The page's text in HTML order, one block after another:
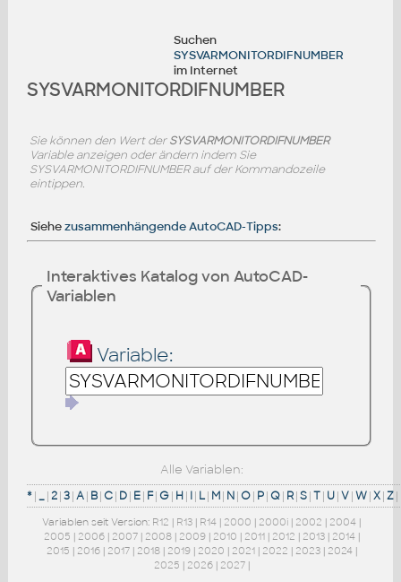
Suchen
SYSVARMONITORDIFNUMBER
im Internet
SYSVARMONITORDIFNUMBER
Sie können den Wert derSYSVARMONITORDIFNUMBER
Variable anzeigen oder ändern indem Sie
SYSVARMONITORDIFNUMBER auf der Kommandozeile
eintippen.
Siehezusammenhängende AutoCAD-Tipps:
Interaktives Katalog von AutoCAD-
Variablen
Variable:
Alle Variablen:
*| _|2|3|A| B|C| D| E| F|G| H| I| L| M| N|O| P|Q| R|S|T| U|V|W|X|Z|
Variablen seit Version: R12 | R13 | R14 | 2000 | 2000i | 2002 | 2004 |
2005 | 2006| 2007| 2008| 2009| 2010 | 2011| 2012 | 2013| 2014|
2015 | 2016| 2017| 2018| 2019| 2020 | 2021| 2022 | 2023| 2024|
2025 | 2026| 2027|